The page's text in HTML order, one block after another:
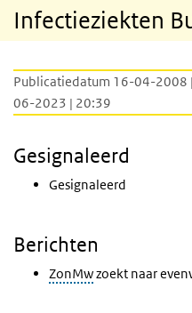
Infectieziekten
Publicatiedatum 16-04-2008
06-2023 | 20:39
Gesignaleerd
Gesignaleerd
Berichten
ZonMwzoekt naar